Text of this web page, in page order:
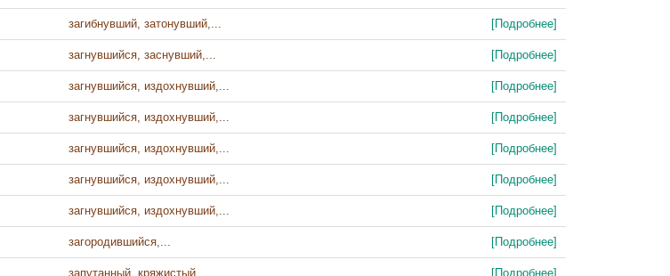
загибнувший, затонувший,... [Подробнее]
загнувшийся, заснувший,... [Подробнее]
загнувшийся, издохнувший,... [Подробнее]
загнувшийся, издохнувший,... [Подробнее]
загнувшийся, издохнувший,... [Подробнее]
загнувшийся, издохнувший,... [Подробнее]
загнувшийся, издохнувший,... [Подробнее]
загородившийся,... [Подробнее]
запутанный, кряжистый,... [Подробнее]